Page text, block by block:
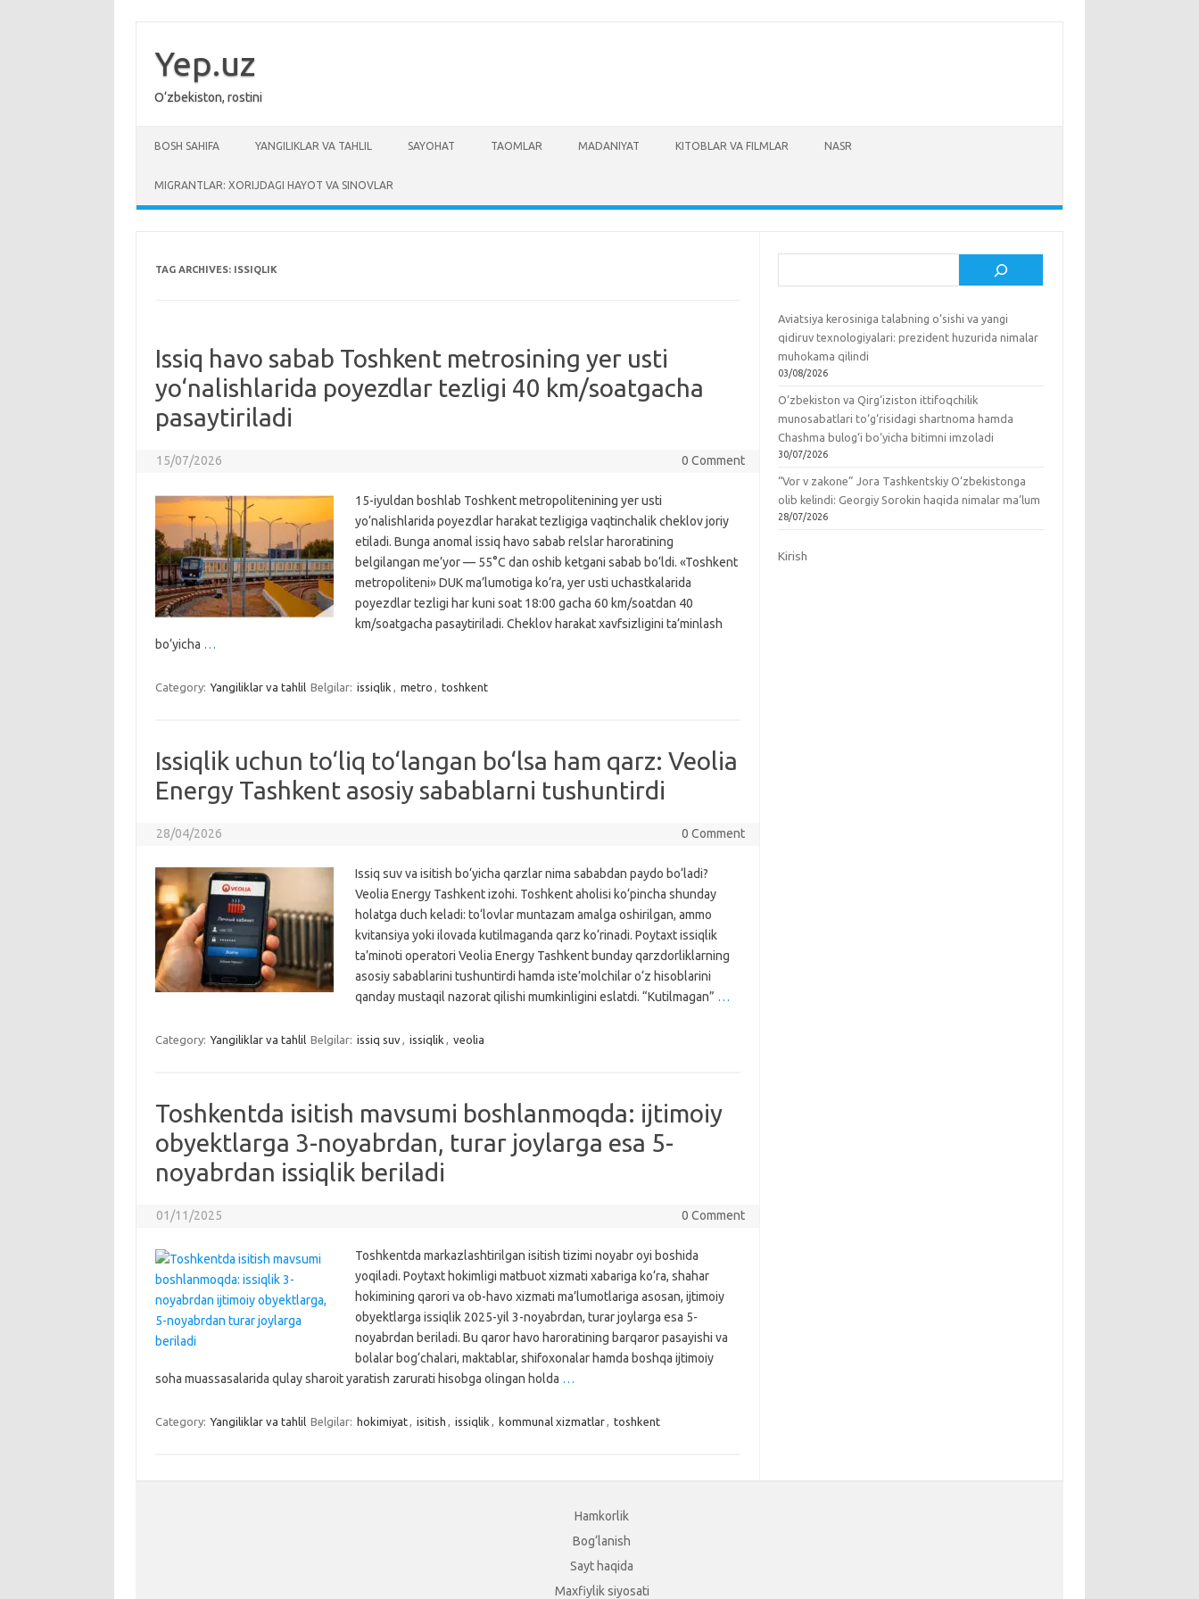
content
Yep.uz
O‘zbekiston, rostini
BOSH SAHIFA YANGILIKLAR VA TAHLIL SAYOHAT TAOMLAR MADANIYAT KITOBLAR VA FILMLAR NASR
MIGRANTLAR: XORIJDAGI HAYOT VA SINOVLAR
TAG ARCHIVES: ISSIQLIK
Issiq havo sabab Toshkent metrosining yer usti
yo‘nalishlarida poyezdlar tezligi 40 km/soatgacha
pasaytiriladi
15/07/2026 0 Comment
15-iyuldan boshlab Toshkent metropolitenining yer usti
yo‘nalishlarida poyezdlar harakat tezligiga vaqtinchalik cheklov joriy
etiladi. Bunga anomal issiq havo sabab relslar haroratining
belgilangan me’yor — 55°C dan oshib ketgani sabab bo‘ldi. «Toshkent
metropoliteni» DUK ma’lumotiga ko‘ra, yer usti uchastkalarida
poyezdlar tezligi har kuni soat 18:00 gacha 60 km/soatdan 40
km/soatgacha pasaytiriladi. Cheklov harakat xavfsizligini ta’minlash
bo‘yicha …
Category: Yangiliklar va tahlil Belgilar: issiqlik , metro , toshkent
Issiqlik uchun to‘liq to‘langan bo‘lsa ham qarz: Veolia
Energy Tashkent asosiy sabablarni tushuntirdi
28/04/2026 0 Comment
Issiq suv va isitish bo‘yicha qarzlar nima sababdan paydo bo‘ladi?
Veolia Energy Tashkent izohi. Toshkent aholisi ko‘pincha shunday
holatga duch keladi: to‘lovlar muntazam amalga oshirilgan, ammo
kvitansiya yoki ilovada kutilmaganda qarz ko‘rinadi. Poytaxt issiqlik
ta’minoti operatori Veolia Energy Tashkent bunday qarzdorliklarning
asosiy sabablari­ni tushuntirdi hamda iste’molchilar o‘z hisoblarini
qanday mustaqil nazorat qilishi mumkinligini eslatdi. “Kutilmagan” …
Category: Yangiliklar va tahlil Belgilar: issiq suv, issiqlik , veolia
Toshkentda isitish mavsumi boshlanmoqda: ijtimoiy
obyektlarga 3-noyabrdan, turar joylarga esa 5-
noyabrdan issiqlik beriladi
01/11/2025 0 Comment
Toshkentda markazlashtirilgan isitish tizimi noyabr oyi boshida
yoqiladi. Poytaxt hokimligi matbuot xizmati xabariga ko‘ra, shahar
hokimining qarori va ob-havo xizmati ma’lumotlariga asosan, ijtimoiy
obyektlarga issiqlik 2025-yil 3-noyabrdan, turar joylarga esa 5-
noyabrdan beriladi. Bu qaror havo haroratining barqaror pasayishi va
bolalar bog‘chalari, maktablar, shifoxonalar hamda boshqa ijtimoiy
soha muassasalarida qulay sharoit yaratish zarurati hisobga olingan holda …
Category: Yangiliklar va tahlil Belgilar: hokimiyat, isitish , issiqlik , kommunal xizmatlar, toshkent
Aviatsiya kerosiniga talabning o‘sishi va yangi
qidiruv texnologiyalari: prezident huzurida nimalar
muhokama qilindi
03/08/2026
O‘zbekiston va Qirg‘iziston ittifoqchilik
munosabatlari to‘g‘risidagi shartnoma hamda
Chashma bulog‘i bo‘yicha bitimni imzoladi
30/07/2026
“Vor v zakone” Jora Tashkentskiy O‘zbekistonga
olib kelindi: Georgiy Sorokin haqida nimalar ma’lum
28/07/2026
Kirish
Hamkorlik
Bog‘lanish
Sayt haqida
Maxfiylik siyosati